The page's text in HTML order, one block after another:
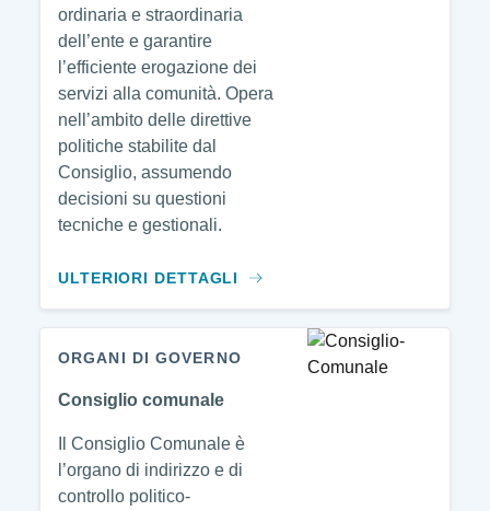
ordinaria e straordinaria
dell’ente e garantire
l’efficiente erogazione dei
servizi alla comunità. Opera
nell’ambito delle direttive
politiche stabilite dal
Consiglio, assumendo
decisioni su questioni
tecniche e gestionali.
ULTERIORI DETTAGLI
ORGANI DI GOVERNO
Consiglio comunale
Il Consiglio Comunale è
l’organo di indirizzo e di
controllo politico-